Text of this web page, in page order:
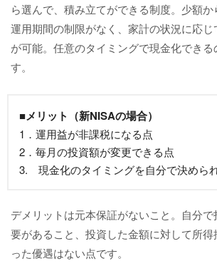
ら選んで、積み立てができる制度。少額か
運用期間の制限がなく、家計の状況に応
が可能。任意のタイミングで現金化でき
す。
■メリット（新NISAの場合）
1．運用益が非課税になる点
2．毎月の投資額が変更できる点
3. 現金化のタイミングを自分で決めら
デメリットは元本保証がないこと。自分
要があること、投資した金額に対して所
った優遇はない点です。